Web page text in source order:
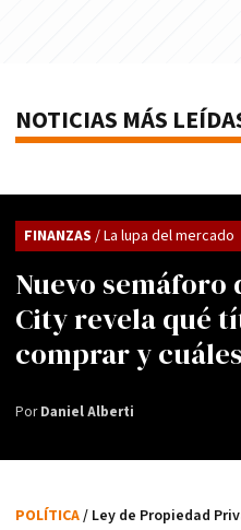
NOTICIAS MÁS
Nuevo semáforo
City revela qué
comprar y
FINANZAS / La lupa del mercado
PorDaniel Alberti
POLÍTICA/ Ley de Propiedad